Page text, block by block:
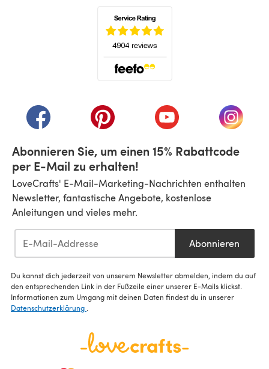
(öffnet sich in einem neuen Tab)
(öffnet sich in einem neuen Tab)
(öffnet sich in einem
(öffnet
Abonnieren Sie, um einen 15% Rabattcode
per E-Mail zu erhalten!
LoveCrafts' E-Mail-Marketing-Nachrichten enthalten
Newsletter, fantastische Angebote, kostenlose
Anleitungen und vieles mehr.
Abonnieren
Du kannst dich jederzeit von unserem Newsletter abmelden, indem du auf
den entsprechenden Link in der Fußzeile einer unserer E-Mails klickst.
Informationen zum Umgang mit deinen Daten findest du in unserer
Datenschutzerklärung